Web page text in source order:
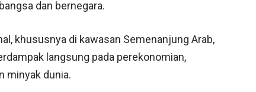
dan bernegara.
khususnya di kawasan Semenanjung Arab,
langsung pada perekonomian,
minyak dunia.